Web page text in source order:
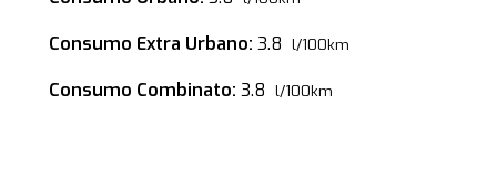
Consumo Extra Urbano: 3.8 l/100km
Consumo Combinato: 3.8 l/100km